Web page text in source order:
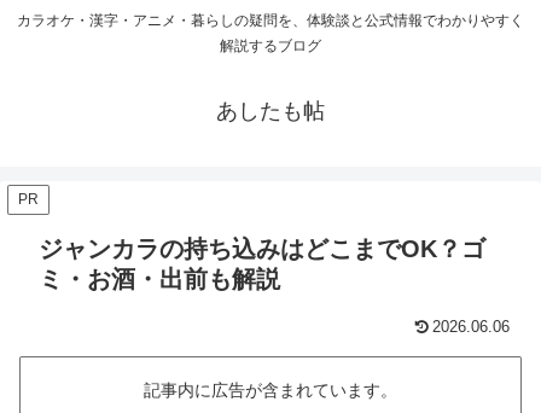
カラオケ・漢字・アニメ・暮らしの疑問を、体験談と公式情報でわかりやすく
解説するブログ
あしたも帖
PR
ジャンカラの持ち込みはどこまでOK？ゴ
ミ・お酒・出前も解説
2026.06.06
記事内に広告が含まれています。